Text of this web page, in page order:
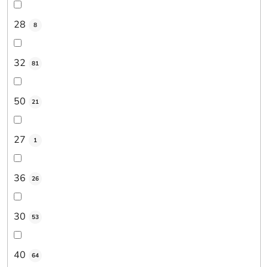
28 8
32 81
50 21
27 1
36 26
30 53
40 64